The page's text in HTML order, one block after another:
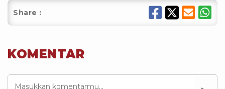
Share :
KOMENTAR